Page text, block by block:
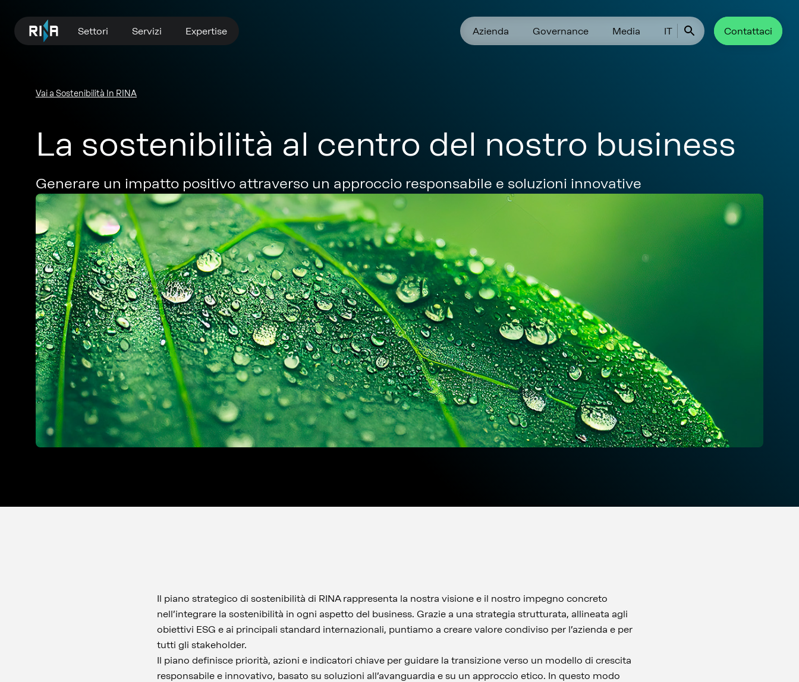
Settori Servizi Expertise Azienda Governance Media IT Contattaci
Vai a Sostenibilità In RINA
La sostenibilità al centro del nostro business
Generare un impatto positivo attraverso un approccio responsabile e soluzioni innovative
Il piano strategico di sostenibilità di RINA rappresenta la nostra visione e il nostro impegno concreto
nell’integrare la sostenibilità in ogni aspetto del business. Grazie a una strategia strutturata, allineata agli
obiettivi ESG e ai principali standard internazionali, puntiamo a creare valore condiviso per l’azienda e per
tutti gli stakeholder.
Il piano definisce priorità, azioni e indicatori chiave per guidare la transizione verso un modello di crescita
responsabile e innovativo, basato su soluzioni all’avanguardia e su un approccio etico. In questo modo